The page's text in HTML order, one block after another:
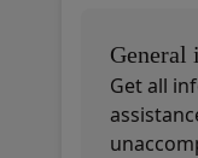
General
Get all